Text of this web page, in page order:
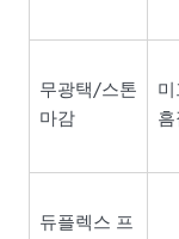
무광택/스톤
마감
듀플렉스 프